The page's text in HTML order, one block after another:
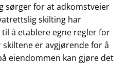
sørger for at adkomstveier
skilting har
å etablere egne regler for
er avgjørende for å
eiendommen kan gjøre det